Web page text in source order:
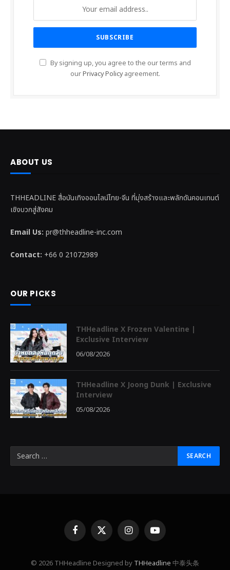
By signing up, you agree to the our terms and
ourPrivacy Policyagreement.
ABOUT US
THHEADLINE สื่อบันเทิงออนไลน์ไทย-จีน ที่มุ่งสร้างและพลักดันคอนเทนต์
เชิงบวกสู่สังคม
Email Us: pr@thheadline-inc.com
Contact: +66 0 21072989
OUR PICKS
THHeadline X Frozen Valentine |
Exclusive Interview
06/08/2026
THHeadline X Joong Dunk | Exclusive
Interview
05/08/2026
FacebookX
(Twitter)
InstagramYouTube
© 2026 THHeadline Designed by THHeadline 中泰头条